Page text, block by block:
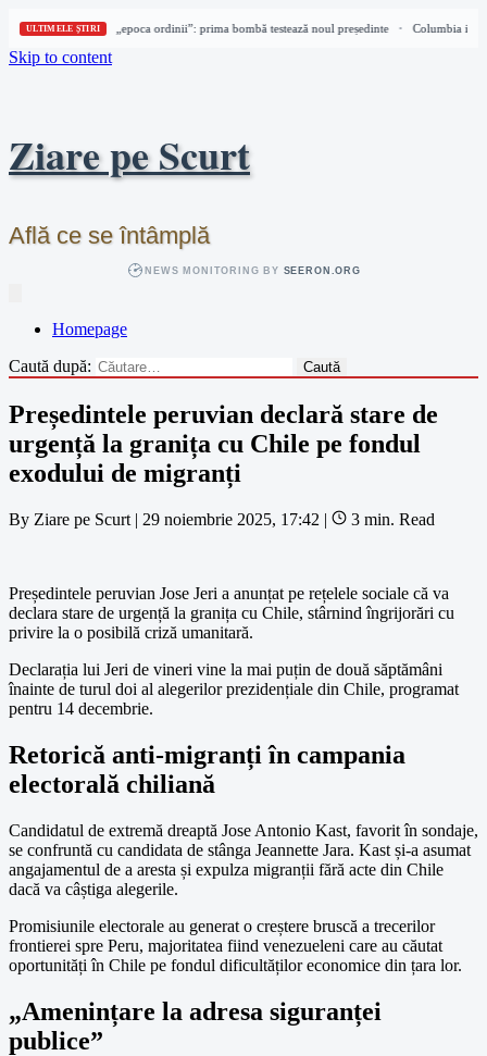
ULTIMELE ȘTIRI
Columbia intră în „epoca ordinii”: prima bombă testează noul președinte Columbia
Skip to content
Ziare pe Scurt
Află ce se întâmplă
NEWS MONITORING BY SEERON.ORG
Homepage
Caută după:
Președintele peruvian declară stare de
urgență la granița cu Chile pe fondul
exodului de migranți
By Ziare pe Scurt | 29 noiembrie 2025, 17:42 | 3 min. Read
Președintele peruvian Jose Jeri a anunțat pe rețelele sociale că va
declara stare de urgență la granița cu Chile, stârnind îngrijorări cu
privire la o posibilă criză umanitară.
Declarația lui Jeri de vineri vine la mai puțin de două săptămâni
înainte de turul doi al alegerilor prezidențiale din Chile, programat
pentru 14 decembrie.
Retorică anti-migranți în campania
electorală chiliană
Candidatul de extremă dreaptă Jose Antonio Kast, favorit în sondaje,
se confruntă cu candidata de stânga Jeannette Jara. Kast și-a asumat
angajamentul de a aresta și expulza migranții fără acte din Chile
dacă va câștiga alegerile.
Promisiunile electorale au generat o creștere bruscă a trecerilor
frontierei spre Peru, majoritatea fiind venezueleni care au căutat
oportunități în Chile pe fondul dificultăților economice din țara lor.
„Amenințare la adresa siguranței
publice”